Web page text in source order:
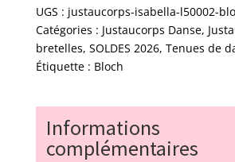
justaucorps
-
Isabella
-
L50002
UGS : justaucorps-isabella-l50002-
Catégories : Justaucorps Danse,
bretelles, SOLDES 2026, Tenues de
Étiquette : Bloch
Informations
complémentaires